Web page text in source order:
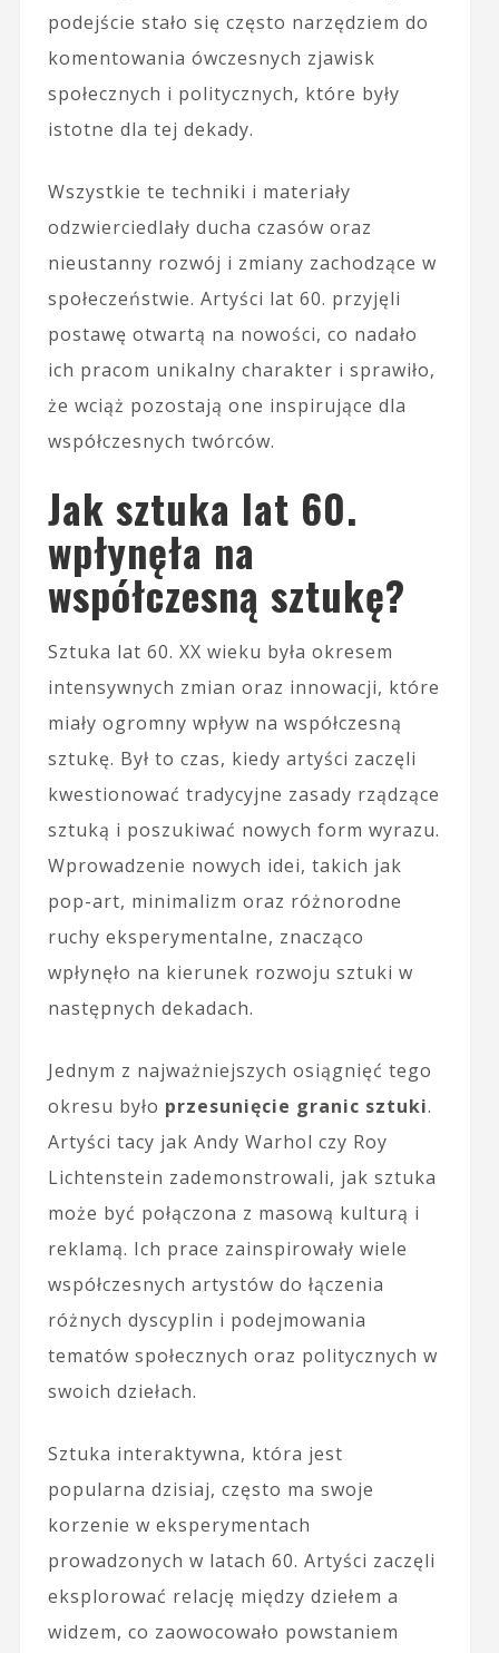
podejście stało się często narzędziem do
komentowania ówczesnych zjawisk
społecznych i politycznych, które były
istotne dla tej dekady.
Wszystkie te techniki i materiały
odzwierciedlały ducha czasów oraz
nieustanny rozwój i zmiany zachodzące w
społeczeństwie. Artyści lat 60. przyjęli
postawę otwartą na nowości, co nadało
ich pracom unikalny charakter i sprawiło,
że wciąż pozostają one inspirujące dla
współczesnych twórców.
Jak sztuka lat 60.
wpłynęła na
współczesną sztukę?
Sztuka lat 60. XX wieku była okresem
intensywnych zmian oraz innowacji, które
miały ogromny wpływ na współczesną
sztukę. Był to czas, kiedy artyści zaczęli
kwestionować tradycyjne zasady rządzące
sztuką i poszukiwać nowych form wyrazu.
Wprowadzenie nowych idei, takich jak
pop-art, minimalizm oraz różnorodne
ruchy eksperymentalne, znacząco
wpłynęło na kierunek rozwoju sztuki w
następnych dekadach.
Jednym z najważniejszych osiągnięć tego
okresu było przesunięcie granic sztuki.
Artyści tacy jak Andy Warhol czy Roy
Lichtenstein zademonstrowali, jak sztuka
może być połączona z masową kulturą i
reklamą. Ich prace zainspirowały wiele
współczesnych artystów do łączenia
różnych dyscyplin i podejmowania
tematów społecznych oraz politycznych w
swoich dziełach.
Sztuka interaktywna, która jest
popularna dzisiaj, często ma swoje
korzenie w eksperymentach
prowadzonych w latach 60. Artyści zaczęli
eksplorować relację między dziełem a
widzem, co zaowocowało powstaniem